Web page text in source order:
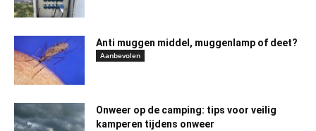
Anti muggen middel, muggenlamp of deet?
Aanbevolen
Onweer op de camping: tips voor veilig
kamperen tijdens onweer